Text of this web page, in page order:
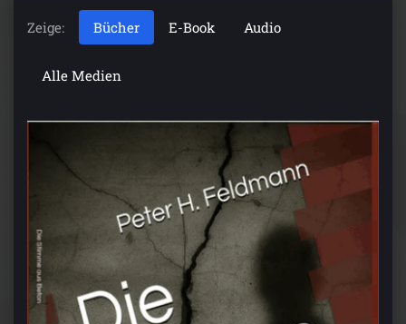
Zeige: Bücher E-Book Audio
Alle Medien